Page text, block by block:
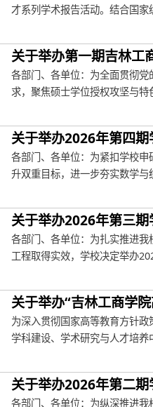
才系列学术报告活动。结合国
关于举办第一期吉林工
各部门、各单位：为全面贯彻
求，聚焦硕士学位授权攻坚与
关于举办2026年第四
各部门、各单位：为紧扣学校
升双重目标，进一步夯实数学
关于举办2026年第三
各部门、各单位：为扎实推进
工程取得实效，学校决定举办
关于举办“吉林工商学
为深入贯彻国家高等教育方针
学科建设、学术研究与人才培
关于举办2026年第二
各部门、各单位：为纵深推进